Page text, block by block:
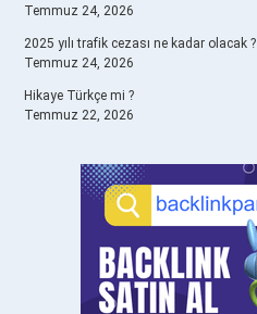
Temmuz 24, 2026
2025 yılı trafik cezası ne kadar olacak ?
Temmuz 24, 2026
Hikaye Türkçe mi ?
Temmuz 22, 2026